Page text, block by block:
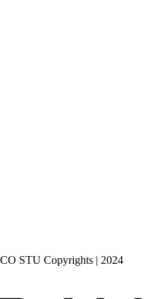
STU Copyrights | 2024